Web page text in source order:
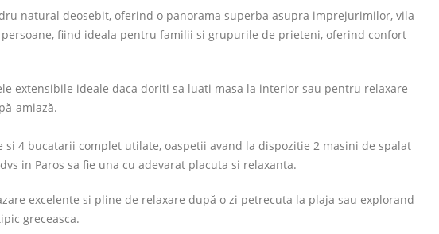
natural deosebit, oferind o panorama superba asupra imprejurimilor, vila
fiind ideala pentru familii si grupurile de prieteni, oferind confort
extensibile ideale daca doriti sa luati masa la interior sau pentru relaxare
amiază.
4 bucatarii complet utilate, oaspetii avand la dispozitie 2 masini de spalat
in Paros sa fie una cu adevarat placuta si relaxanta.
excelente si pline de relaxare după o zi petrecuta la plaja sau explorand
greceasca.